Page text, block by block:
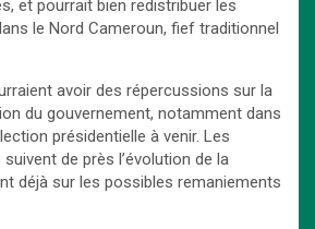
et pourrait bien redistribuer les
le Nord Cameroun, fief traditionnel
avoir des répercussions sur la
du gouvernement, notamment dans
présidentielle à venir. Les
de près l’évolution de la
déjà sur les possibles remaniements